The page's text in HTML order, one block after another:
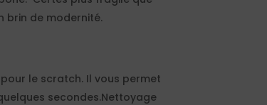
brin de modernité.
le scratch. Il vous permet
secondes.Nettoyage